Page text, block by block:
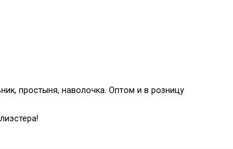
простыня, наволочка. Оптом и в розницу